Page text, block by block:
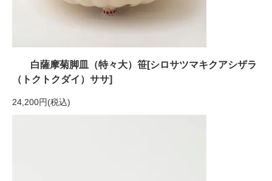
白薩摩菊脚皿（特々大）笹[シロサツマキクアシザラ
（トクトクダイ）ササ]
24,200円(税込)